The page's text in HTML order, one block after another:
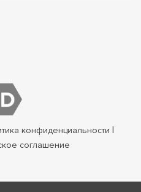
конфиденциальности |
соглашение